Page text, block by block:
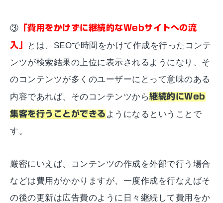
③ 「費用をかけずに継続的なWebサイトへの流
入」
とは、SEOで時間をかけて作成を行ったコンテ
ンツが検索結果の上位に表示されるようになり、そ
のコンテンツが多くのユーザーにとって意味のある
内容であれば、そのコンテンツから継続的にWeb
集客を行うことができる ようになるということで
す。
厳密にいえば、コンテンツの作成を外部で行う場合
などは費用がかかりますが、一度作成を行なえばそ
の後の更新は広告費のように日々継続して費用をか